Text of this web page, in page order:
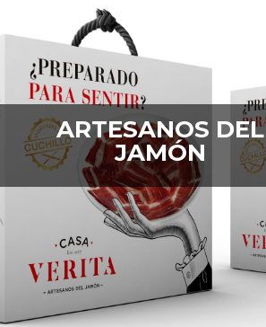
ARTESANOS DEL
JAMÓN